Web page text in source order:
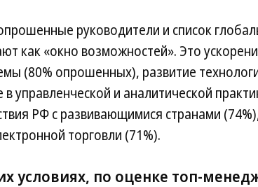
руководители и список
как «окно возможностей». Это
(80% опрошенных), развитие
управленческой и аналитической
РФ с развивающимися странами
торговли (71%).
условиях, по оценке топ-